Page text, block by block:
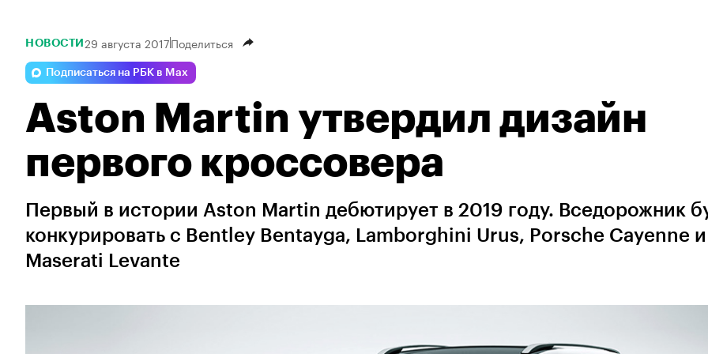
НОВОСТИ 29 августа 2017Поделиться
Подписаться на РБК в Max
Aston Martin утвердил дизайн
первого кроссовера
Первый в истории Aston Martin дебютирует в 2019 году. Вседорожник
конкурировать с Bentley Bentayga, Lamborghini Urus, Porsche Cayenne и
Maserati Levante